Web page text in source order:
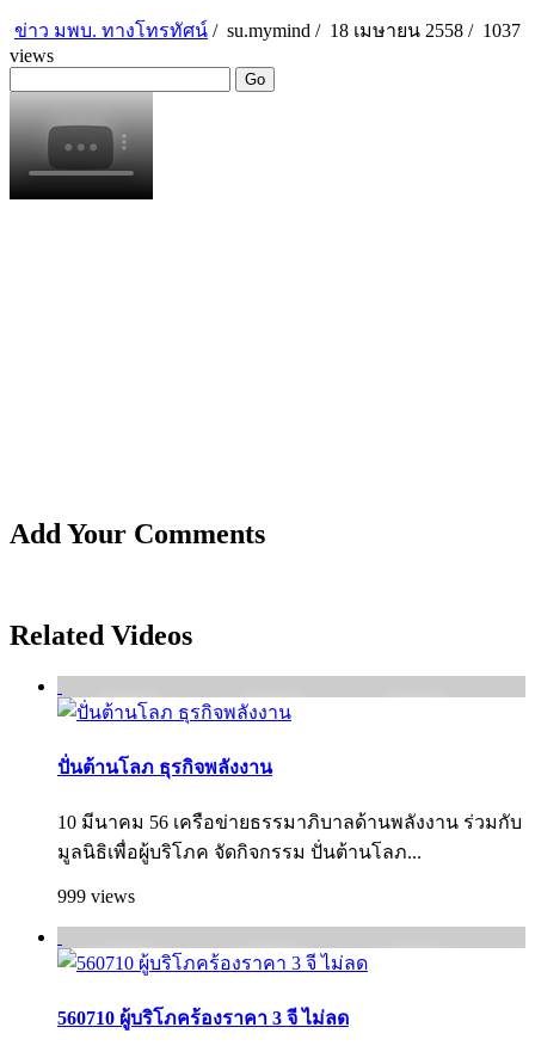
ข่าว มพบ. ทางโทรทัศน์ / su.mymind / 18 เมษายน 2558 / 1037
views
Go
Add Your Comments
Related Videos
ปั่นต้านโลภ ธุรกิจพลังงาน
10 มีนาคม 56 เครือข่ายธรรมาภิบาลด้านพลังงาน ร่วมกับ
มูลนิธิเพื่อผู้บริโภค จัดกิจกรรม ปั่นต้านโลภ...
999 views
560710 ผู้บริโภคร้องราคา 3 จี ไม่ลด